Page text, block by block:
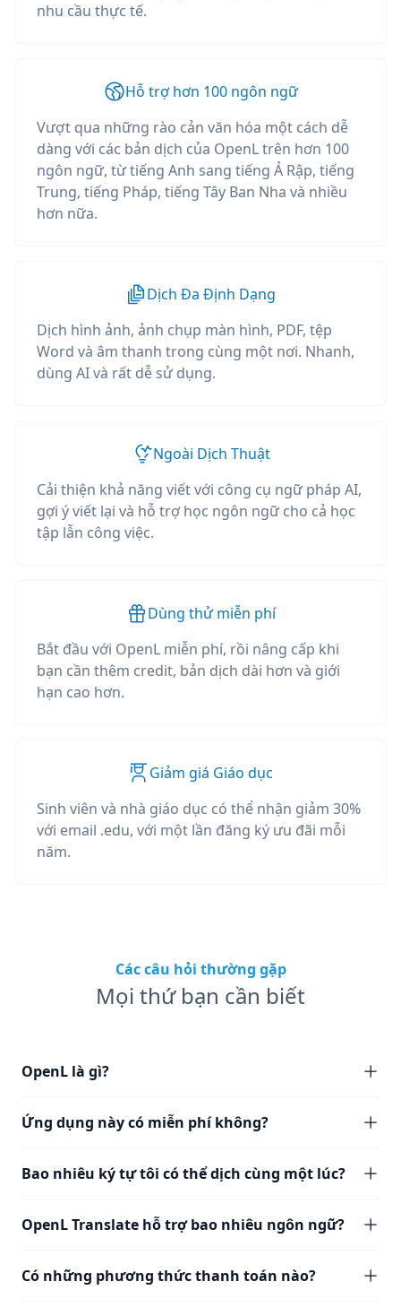
nhu cầu thực tế.
Hỗ trợ hơn 100 ngôn ngữ
Vượt qua những rào cản văn hóa một cách dễ
dàng với các bản dịch của OpenL trên hơn 100
ngôn ngữ, từ tiếng Anh sang tiếng Ả Rập, tiếng
Trung, tiếng Pháp, tiếng Tây Ban Nha và nhiều
hơn nữa.
Dịch Đa Định Dạng
Dịch hình ảnh, ảnh chụp màn hình, PDF, tệp
Word và âm thanh trong cùng một nơi. Nhanh,
dùng AI và rất dễ sử dụng.
Ngoài Dịch Thuật
Cải thiện khả năng viết với công cụ ngữ pháp AI,
gợi ý viết lại và hỗ trợ học ngôn ngữ cho cả học
tập lẫn công việc.
Dùng thử miễn phí
Bắt đầu với OpenL miễn phí, rồi nâng cấp khi
bạn cần thêm credit, bản dịch dài hơn và giới
hạn cao hơn.
Giảm giá Giáo dục
Sinh viên và nhà giáo dục có thể nhận giảm 30%
với email .edu, với một lần đăng ký ưu đãi mỗi
năm.
Các câu hỏi thường gặp
Mọi thứ bạn cần biết
OpenL là gì?
Ứng dụng này có miễn phí không?
Bao nhiêu ký tự tôi có thể dịch cùng một lúc?
OpenL Translate hỗ trợ bao nhiêu ngôn ngữ?
Có những phương thức thanh toán nào?